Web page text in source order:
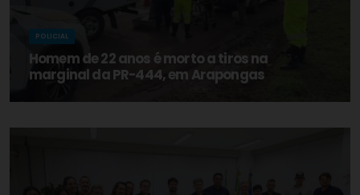
POLICIAL
Homem de 22 anos é morto a tiros na
marginal da PR-444, em Arapongas